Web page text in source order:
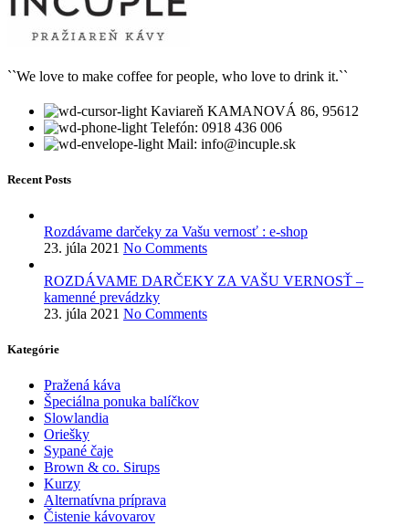
``We love to make coffee for people, who love to drink it.``
Kaviareň KAMANOVÁ 86, 95612
Telefón: 0918 436 006
Mail: info@incuple.sk
Recent Posts
Rozdávame darčeky za Vašu vernosť : e-shop
23. júla 2021 No Comments
ROZDÁVAME DARČEKY ZA VAŠU VERNOSŤ –
kamenné prevádzky
23. júla 2021 No Comments
Kategórie
Pražená káva
Špeciálna ponuka balíčkov
Slowlandia
Oriešky
Sypané čaje
Brown & co. Sirups
Kurzy
Alternatívna príprava
Čistenie kávovarov